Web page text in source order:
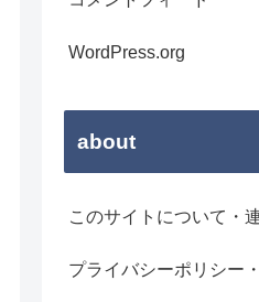
WordPress.org
about
このサイトについて・
プライバシーポリシー